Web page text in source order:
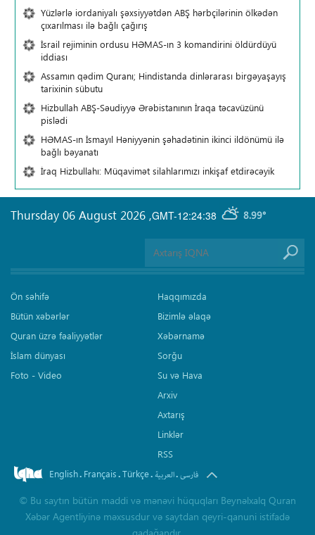
Yüzlərlə iordaniyalı şəxsiyyətdən ABŞ hərbçilərinin ölkədən
çıxarılması ilə bağlı çağırış
İsrail rejiminin ordusu HƏMAS-ın 3 komandirini öldürdüyü
iddiası
Assamın qədim Quranı; Hindistanda dinlərarası birgəyaşayış
tarixinin sübutu
Hizbullah ABŞ-Səudiyyə Ərəbistanının İraqa təcavüzünü
pislədi
HƏMAS-ın İsmayıl Həniyyənin şəhadətinin ikinci ildönümü ilə
bağlı bəyanatı
İraq Hizbullahı: Müqavimət silahlarımızı inkişaf etdirəcəyik
GMT-12:24:38 8.99°
Thursday 06 August 2026 ,
Ön səhifə
Bütün xəbərlər
Quran üzrə fəaliyyətlər
İslam dünyası
Foto - Video
Haqqımızda
Bizimlə əlaqə
Xəbərnamə
Sorğu
Su və Hava
Arxiv
Axtarış
Linklər
RSS
English. Français.Türkçe. العربیة.فارسی
© Bu saytın bütün maddi və mənəvi hüquqları Beynəlxalq Quran
Xəbər Agentliyinə məxsusdur və saytdan qeyri-qanuni istifadə
qadağandır.